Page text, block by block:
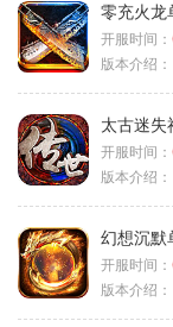
零充火龙
开服时间：
版本介绍：
太古迷失
开服时间：
版本介绍：
幻想沉默
开服时间：
版本介绍：